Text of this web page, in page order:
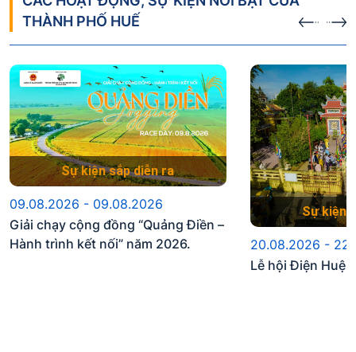
THÀNH PHỐ HUẾ
Sự kiện sắp diễn ra
09.08.2026 - 09.08.2026
Giải chạy cộng đồng “Quảng Điền –
Hành trình kết nối” năm 2026.
Sự kiện
20.08.2026 -
Lễ hội Điện Huệ